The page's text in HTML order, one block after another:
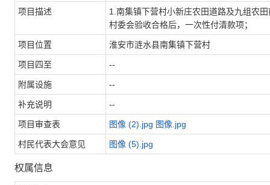
项目描述
1.南集镇下营村小新庄农田道路及九组农
村委会验收合格后，一次性付清款项；
项目位置 淮安市涟水县南集镇下营村
项目四至 --
附属设施 --
补充说明 --
项目审查表 图像 (2).jpg 图像.jpg
村民代表大会意见 图像 (5).jpg
权属信息